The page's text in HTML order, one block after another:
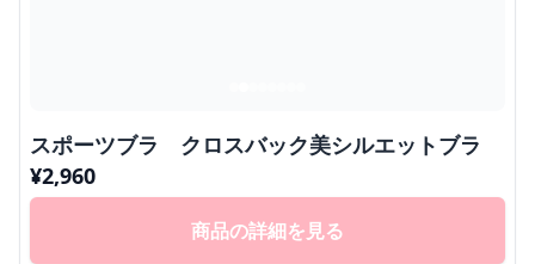
スポーツブラ クロスバック美シルエットブラ
¥2,960
商品の詳細を見る